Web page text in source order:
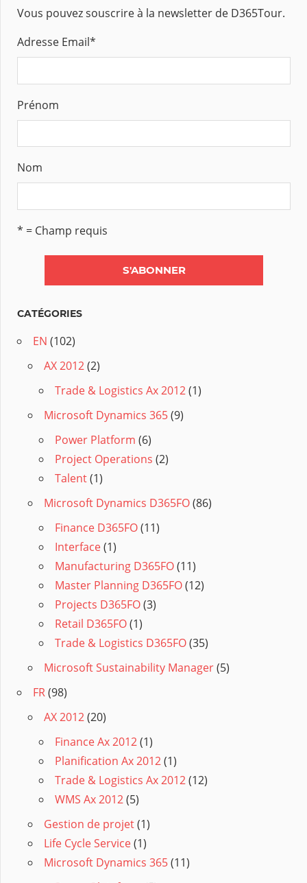
Vous pouvez souscrire à la newsletter de D365Tour.
Adresse Email*
Prénom
Nom
* = Champ requis
CATÉGORIES
EN (102)
AX 2012(2)
Trade & Logistics Ax 2012(1)
Microsoft Dynamics 365(9)
Power Platform (6)
Project Operations (2)
Talent(1)
Microsoft Dynamics D365FO(86)
Finance D365FO(11)
Interface(1)
Manufacturing D365FO(11)
Master Planning D365FO(12)
Projects D365FO(3)
Retail D365FO(1)
Trade & Logistics D365FO(35)
Microsoft Sustainability Manager(5)
FR(98)
AX 2012(20)
Finance Ax 2012(1)
Planification Ax 2012(1)
Trade & Logistics Ax 2012(12)
WMS Ax 2012(5)
Gestion de projet(1)
Life Cycle Service(1)
Microsoft Dynamics 365(11)